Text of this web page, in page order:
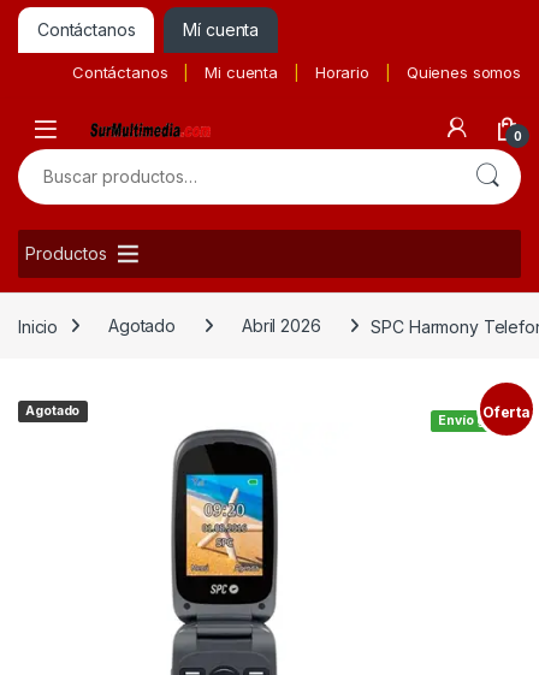
Contáctanos Mí cuenta
Contáctanos Mi cuenta Horario Quienes somos
0
Buscar por:
Productos
Inicio Agotado Abril 2026 SPC Harmony
Envío gratis
Agotado Oferta